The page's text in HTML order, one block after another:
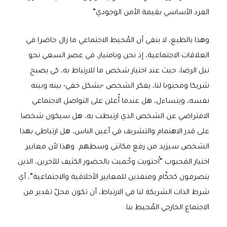
الفرد الأساسي بقيمة الأمن الوجودي”
وهذا بالطبع، لا ينفي أن المُحيط الاجتماعي ما زال حاضرا في
العلاقات الاجتماعية، إذ نحن وبامتياز، في عصر السعي نحو
نيل الرضا، حيث عند اختيار شخص ما للارتباط به، كي يصبح
شريكا ومحبوبا لنا، يفكر الشخص -بشكل خفي- بينه وبينه
نفسه، ويتساءل، هل عندما أُعلن على التواصل الاجتماعي
الافتراضي عن الشخص الذي ارتبطت به، هل سيكون شخصا
على قدر الاهتمام والتشريف في أعين الناس، هل ارتباطي بهذا
الشخص سيزيد من رفع مكانتي وسطهم. وهذا لأن معايير
اختيار المَحبوب “اُحتويت وحُميت بالحضور الكثيف للآخرين، الذين
يتصرفون كحكّام ومنفذين للمعايير الأخلاقية والاجتماعية”، أي
شرط الذات الشريكة لنا في الارتباط، أن تكون محلّ تقدير من
الاجتماع الخارجي المُحيط بنا.